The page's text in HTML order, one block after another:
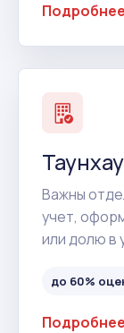
Подробнее
Важны
учет,
или долю в
до 60%
Подробнее